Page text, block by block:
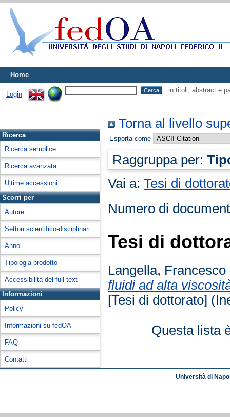
Home
Login
in titoli, abstract e
Ricerca
Ricerca semplice
Ricerca avanzata
Ultime accessioni
Scorri per
Autore
Settori scientifico-disciplinari
Anno
Tipologia prodotto
Accessibilità del full-text
Informazioni
Policy
Informazioni su fedOA
FAQ
Contatti
Torna al livello
Esporta come
Raggruppa per:
Vai a:Tesi di
Numero di
Tesi di
Langella, Francesco
fluidi ad alta
[Tesi di dottorato]
Questa lista
Università di